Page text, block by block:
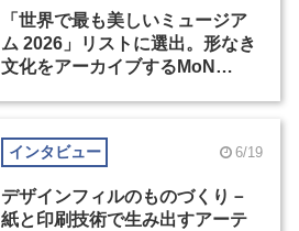
「世界で最も美しいミュージア
ム 2026」リストに選出。形なき
文化をアーカイブするMoN
インタビュー 6/19
デザインフィルのものづくり－
紙と印刷技術で生み出すアーテ